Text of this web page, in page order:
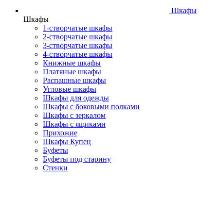
Шкафы
Шкафы
1-створчатые шкафы
2-створчатые шкафы
3-створчатые шкафы
4-створчатые шкафы
Книжные шкафы
Платяные шкафы
Распашные шкафы
Угловые шкафы
Шкафы для одежды
Шкафы с боковыми полками
Шкафы с зеркалом
Шкафы с ящиками
Прихожие
Шкафы Купец
Буфеты
Буфеты под старину
Стенки